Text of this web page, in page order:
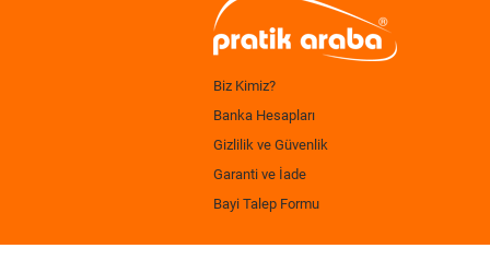
Biz Kimiz?
Banka Hesapları
Gizlilik ve Güvenlik
Garanti ve İade
Bayi Talep Formu